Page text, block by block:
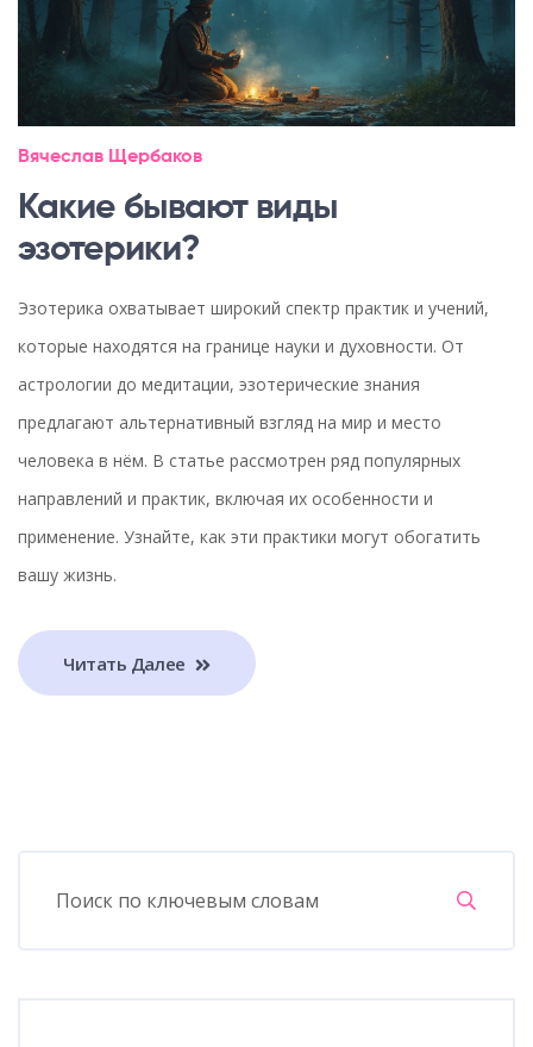
Вячеслав Щербаков
Какие бывают виды
эзотерики?
Эзотерика охватывает широкий спектр практик и учений,
которые находятся на границе науки и духовности. От
астрологии до медитации, эзотерические знания
предлагают альтернативный взгляд на мир и место
человека в нём. В статье рассмотрен ряд популярных
направлений и практик, включая их особенности и
применение. Узнайте, как эти практики могут обогатить
вашу жизнь.
Читать Далее